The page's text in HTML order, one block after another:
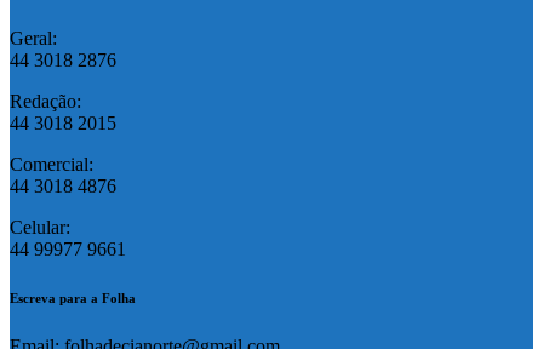
Geral:
44 3018 2876
Redação:
44 3018 2015
Comercial:
44 3018 4876
Celular:
44 99977 9661
Escreva para a Folha